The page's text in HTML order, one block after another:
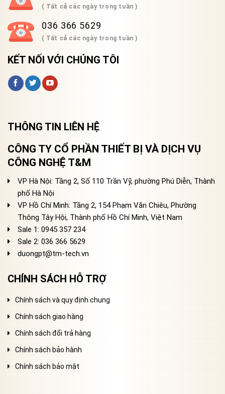
( Tất cả các ngày trong tuần )
036 366 5629
( Tất cả các ngày trong tuần )
KẾT NỐI VỚI CHÚNG TÔI
THÔNG TIN LIÊN HỆ
CÔNG TY CỔ PHẦN THIẾT BỊ VÀ DỊCH VỤ
CÔNG NGHỆ T&M
VP Hà Nội: Tầng 2, Số 110 Trần Vỹ, phường Phú Diễn, Thành
phố Hà Nội
VP Hồ Chí Minh: Tầng 2, 154 Phạm Văn Chiêu, Phường
Thông Tây Hội, Thành phố Hồ Chí Minh, Việt Nam
Sale 1: 0945 357 234
Sale 2: 036 366 5629
duongpt@tm-tech.vn
CHÍNH SÁCH HỖ TRỢ
Chính sách và quy định chung
Chính sách giao hàng
Chính sách đổi trả hàng
Chính sách bảo hành
Chính sách bảo mật